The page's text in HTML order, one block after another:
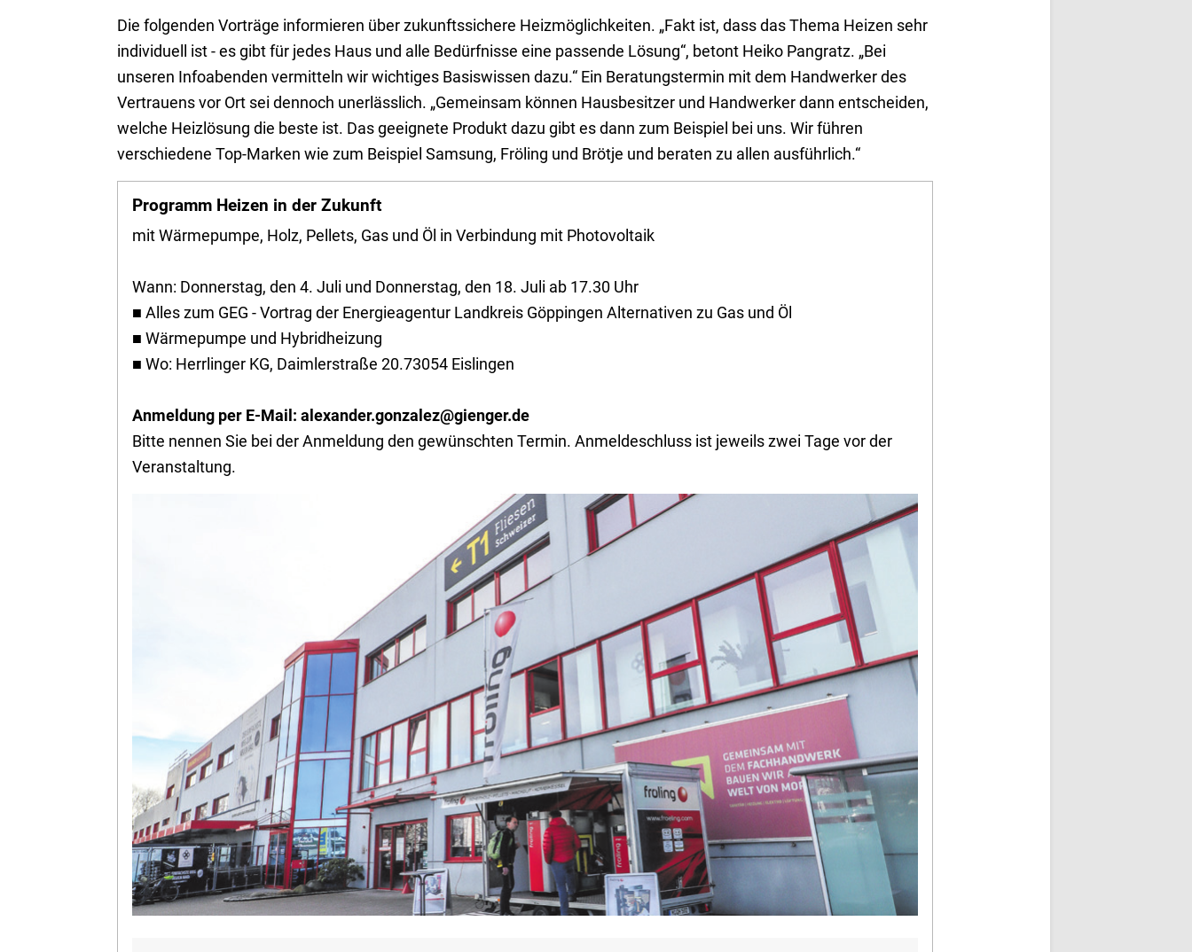
Die folgenden Vorträge informieren über zukunftssichere Heizmöglichkeiten. „Fakt ist, dass das Thema Heizen sehr
individuell ist - es gibt für jedes Haus und alle Bedürfnisse eine passende Lösung“, betont Heiko Pangratz. „Bei
unseren Infoabenden vermitteln wir wichtiges Basiswissen dazu.“ Ein Beratungstermin mit dem Handwerker des
Vertrauens vor Ort sei dennoch unerlässlich. „Gemeinsam können Hausbesitzer und Handwerker dann entscheiden,
welche Heizlösung die beste ist. Das geeignete Produkt dazu gibt es dann zum Beispiel bei uns. Wir führen
verschiedene Top-Marken wie zum Beispiel Samsung, Fröling und Brötje und beraten zu allen ausführlich.“
Programm Heizen in der Zukunft
mit Wärmepumpe, Holz, Pellets, Gas und Öl in Verbindung mit Photovoltaik
Wann: Donnerstag, den 4. Juli und Donnerstag, den 18. Juli ab 17.30 Uhr
■ Alles zum GEG - Vortrag der Energieagentur Landkreis Göppingen Alternativen zu Gas und Öl
■ Wärmepumpe und Hybridheizung
■ Wo: Herrlinger KG, Daimlerstraße 20.73054 Eislingen
Anmeldung per E-Mail: alexander.gonzalez@gienger.de
Bitte nennen Sie bei der Anmeldung den gewünschten Termin. Anmeldeschluss ist jeweils zwei Tage vor der
Veranstaltung.